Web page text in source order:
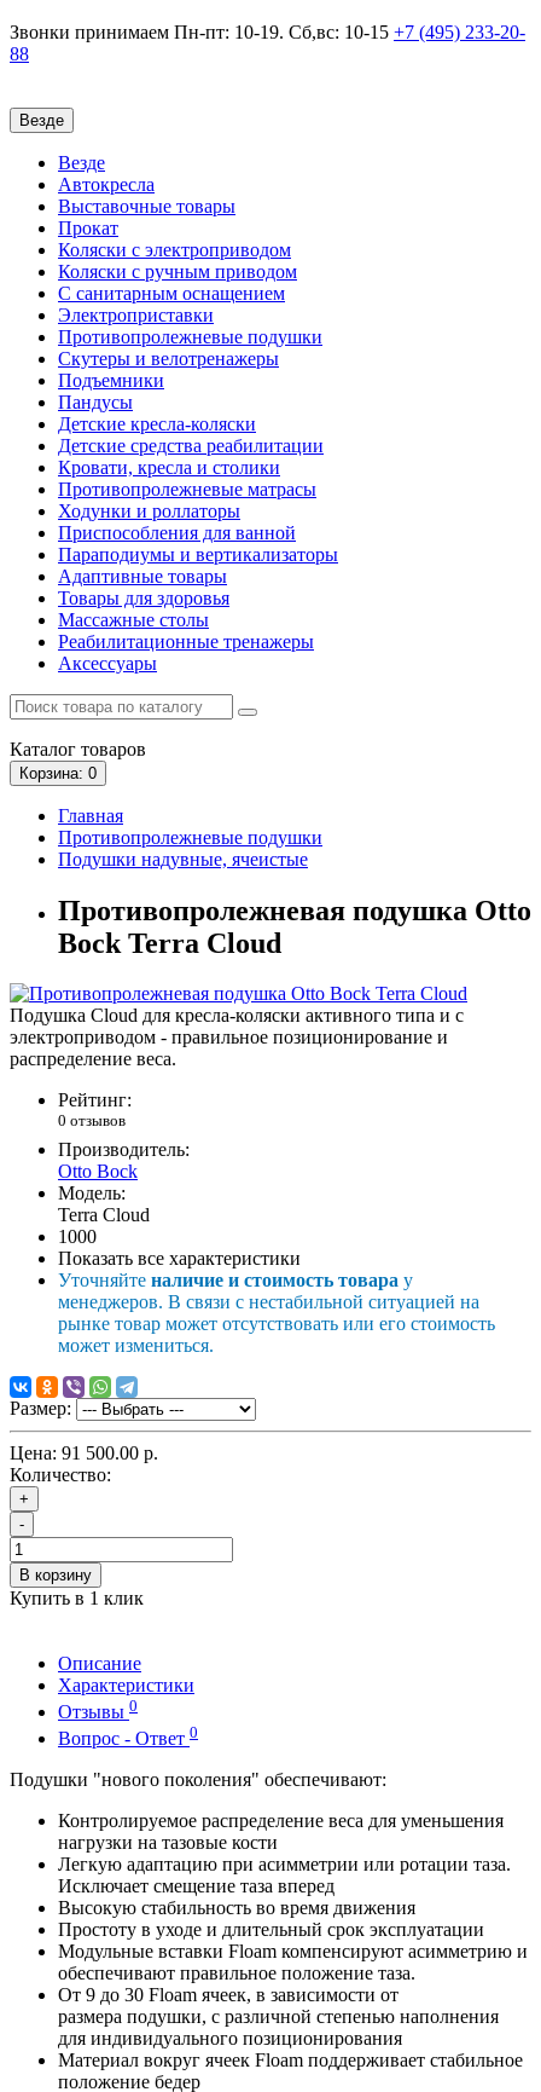
Звонки принимаем Пн-пт: 10-19. Сб,вс: 10-15 +7 (495) 233-20-
88
Везде
Везде
Автокресла
Выставочные товары
Прокат
Коляски с электроприводом
Коляски с ручным приводом
С санитарным оснащением
Электроприставки
Противопролежневые подушки
Скутеры и велотренажеры
Подъемники
Пандусы
Детские кресла-коляски
Детские средства реабилитации
Кровати, кресла и столики
Противопролежневые матрасы
Ходунки и роллаторы
Приспособления для ванной
Параподиумы и вертикализаторы
Адаптивные товары
Товары для здоровья
Массажные столы
Реабилитационные тренажеры
Аксессуары
Каталог товаров
Корзина: 0
Главная
Противопролежневые подушки
Подушки надувные, ячеистые
Противопролежневая подушка Otto
Bock Terra Cloud
Подушка Cloud для кресла-коляски активного типа и с
электроприводом - правильное позиционирование и
распределение веса.
Рейтинг:
0 отзывов
Производитель:
Otto Bock
Модель:
Terra Cloud
1000
Показать все характеристики
Уточняйте наличие и стоимость товара у
менеджеров. В связи с нестабильной ситуацией на
рынке товар может отсутствовать или его стоимость
может измениться.
Размер:
Цена: 91 500.00 р.
Количество:
+
-
В корзину
Купить в 1 клик
Описание
Характеристики
Отзывы 0
Вопрос - Ответ 0
Подушки "нового поколения" обеспечивают:
Контролируемое распределение веса для уменьшения
нагрузки на тазовые кости
Легкую адаптацию при асимметрии или ротации таза.
Исключает смещение таза вперед
Высокую стабильность во время движения
Простоту в уходе и длительный срок эксплуатации
Модульные вставки Floam компенсируют асимметрию и
обеспечивают правильное положение таза.
От 9 до 30 Floam ячеек, в зависимости от
размера подушки, с различной степенью наполнения
для индивидуального позиционирования
Материал вокруг ячеек Floam поддерживает стабильное
положение бедер